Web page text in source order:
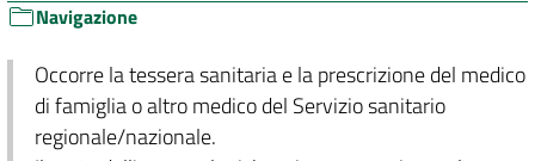
Navigazione
Occorre la tessera sanitaria e la prescrizione del medico
di famiglia o altro medico del Servizio sanitario
regionale/nazionale.